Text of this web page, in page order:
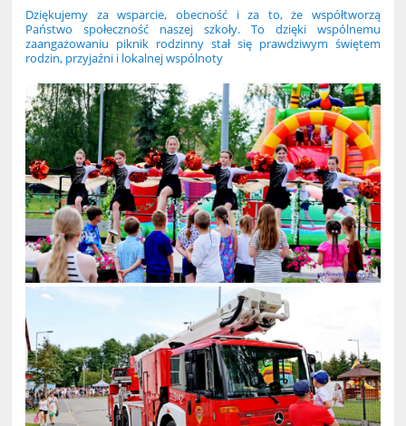
Dziękujemy za wsparcie, obecność i za to, że współtworzą
Państwo społeczność naszej szkoły. To dzięki wspólnemu
zaangażowaniu piknik rodzinny stał się prawdziwym świętem
rodzin, przyjaźni i lokalnej wspólnoty